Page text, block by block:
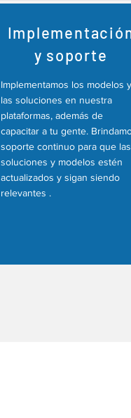
y soporte
Implementamos los modelos y
las soluciones en nuestra
plataformas, además de
capacitar a tu gente.
soporte continuo para que las
soluciones y modelos estén
actualizados y sigan siendo
relevantes .